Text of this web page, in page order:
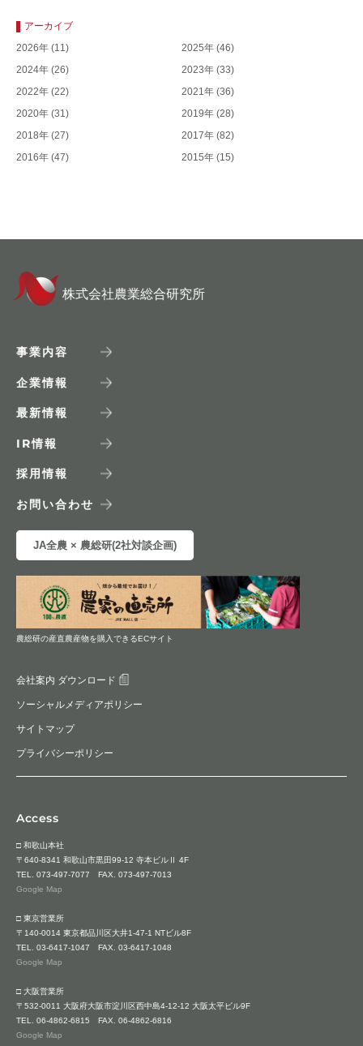
アーカイブ
2026年 (11) 2025年 (46)
2024年 (26) 2023年 (33)
2022年 (22) 2021年 (36)
2020年 (31) 2019年 (28)
2018年 (27) 2017年 (82)
2016年 (47) 2015年 (15)
株式会社農業総合研究所
事業内容
企業情報
最新情報
IR情報
採用情報
お問い合わせ
JA全農 × 農総研(2社対談企画)
農総研の産直農産物を購入できるECサイト
会社案内 ダウンロード
ソーシャルメディアポリシー
サイトマップ
プライバシーポリシー
Access
□ 和歌山本社
〒640-8341 和歌山市黒田99-12 寺本ビルⅡ 4F
TEL. 073-497-7077 FAX. 073-497-7013
Google Map
□ 東京営業所
〒140-0014 東京都品川区大井1-47-1 NTビル8F
TEL. 03-6417-1047 FAX. 03-6417-1048
Google Map
□ 大阪営業所
〒532-0011 大阪府大阪市淀川区西中島4-12-12 大阪太平ビル9F
TEL. 06-4862-6815 FAX. 06-4862-6816
Google Map